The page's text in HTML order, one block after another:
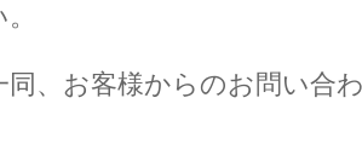
同、お客様からのお問い合